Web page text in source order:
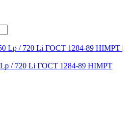
/ 720 Li ГОСТ 1284-89 HIMPT